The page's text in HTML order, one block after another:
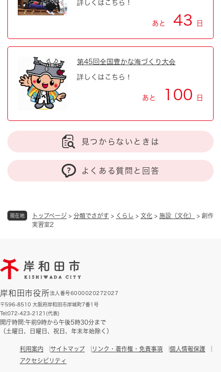
現在地 トップページ > 分類でさがす > くらし > 文化 > 施設（文化） > 創作
実習室2
詳しくはこちら！
あと 43 日
第45回全国豊かな海づくり大会
詳しくはこちら！
あと 100 日
見つからないときは
よくある質問と回答
岸和田市役所法人番号6000020272027
〒596-8510 大阪府岸和田市岸城町7番1号
Tel:072-423-2121(代表)
開庁時間:午前9時から午後5時30分まで
（土曜日、日曜日、祝日、年末年始除く）
利用案内 サイトマップ リンク・著作権・免責事項
個人情報保護
アクセシビリティ